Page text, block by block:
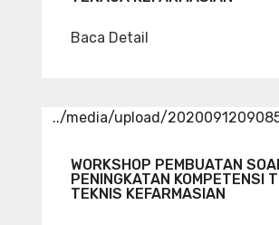
Baca Detail
../media/upload/
WORKSHOP PEMBUATAN
PENINGKATAN KOMPETENSI
TEKNIS KEFARMASIAN